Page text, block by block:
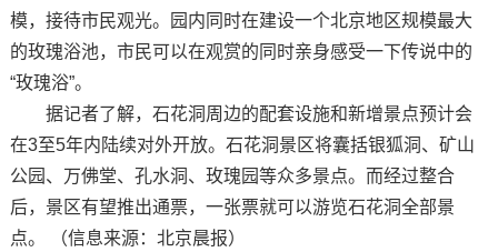
模，接待市民观光。园内同时在建设一个北京地区规模最大
的玫瑰浴池，市民可以在观赏的同时亲身感受一下传说中的
“玫瑰浴”。
据记者了解，石花洞周边的配套设施和新增景点预计会
在3至5年内陆续对外开放。石花洞景区将囊括银狐洞、矿山
公园、万佛堂、孔水洞、玫瑰园等众多景点。而经过整合
后，景区有望推出通票，一张票就可以游览石花洞全部景
点。 （信息来源：北京晨报）